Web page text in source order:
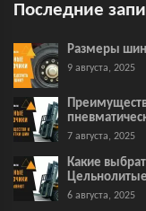
Последние
Размеры шин
9 августа, 2025
7 августа, 2025
Какие
6 августа, 2025